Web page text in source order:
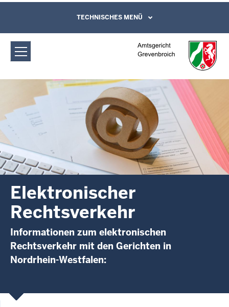
Amtsgericht Grevenbroich:
Elektronischer Rechtsverkehr
Direkt zum Inhalt
Leichte Sprache, Gebärdensprachenvideo
und Kontaktformular
TECHNISCHES MENÜ
Elektronischer
Rechtsverkehr
Informationen zum elektronischen
Rechtsverkehr mit den Gerichten in
Nordrhein-Westfalen: